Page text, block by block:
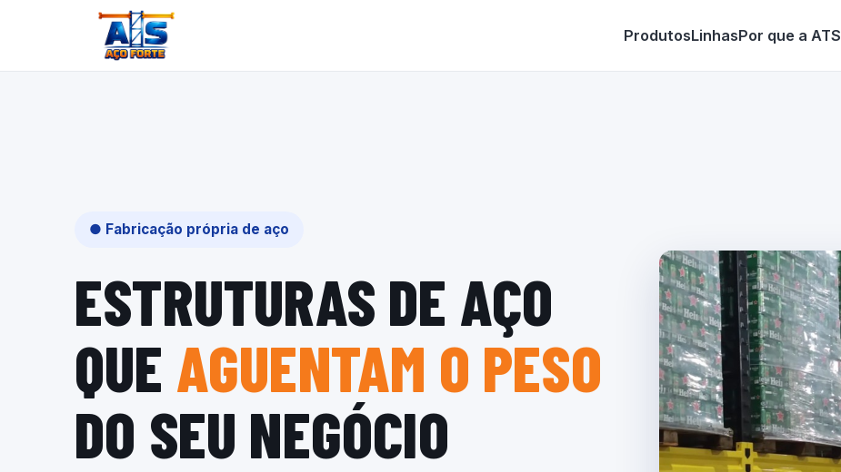
ProdutosLinhasPor que a ATS
● Fabricação própria de aço
ESTRUTURAS DE AÇO
QUE AGUENTAM O PESO
DO SEU NEGÓCIO